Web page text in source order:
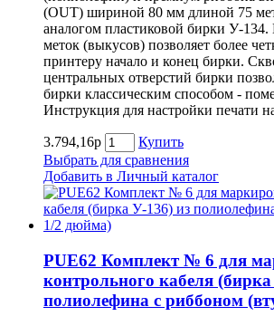
(OUT) шириной 80 мм длиной 75
аналогом пластиковой бирки У-
меток (выкусов) позволяет более
принтеру начало и конец бирки.
центральных отверстий бирки
бирки классическим способом -
Инструкция для настройки печати
3.794,16р
Купить
Выбрать для сравнения
Добавить в Личный каталог
PUE62 Комплект № 6 для
контрольного кабеля
полиолефина с риббоном